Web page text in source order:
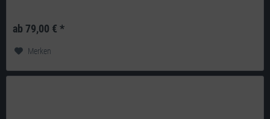
ab 79,00 € *
Merken